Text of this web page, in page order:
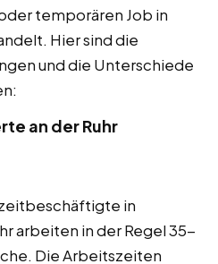
temporären Job in
Hier sind die
und die Unterschiede
an der Ruhr
in
arbeiten in der Regel 35-
Die Arbeitszeiten